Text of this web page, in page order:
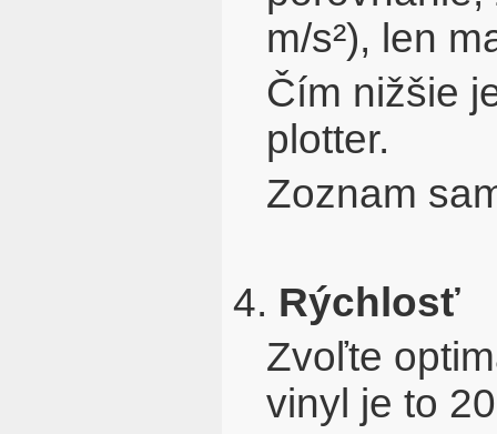
m/s²), len
Čím nižšie
plotter.
Zoznam
4. Rýchlosť
Zvoľte
vinyl je to